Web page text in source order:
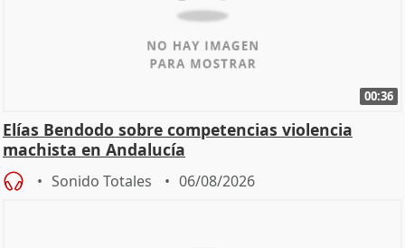
00:36
Elías Bendodo sobre competencias violencia
machista en Andalucía
Sonido Totales 06/08/2026